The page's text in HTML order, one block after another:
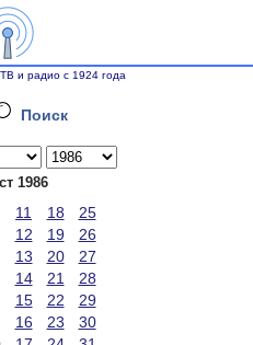
и радио с 1924 года
Поиск
1986
11 18
25
12 19
26
13 20
27
14 21
28
15 22
29
16 23
30